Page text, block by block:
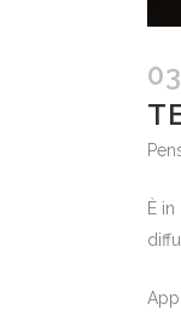
È